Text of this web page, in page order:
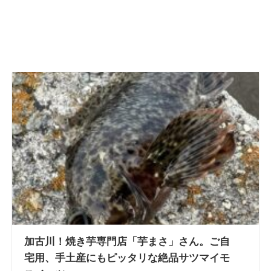
加古川！焼き芋専門店「芋まさ」さん。ご自
宅用、手土産にもピッタリな絶品サツマイモ